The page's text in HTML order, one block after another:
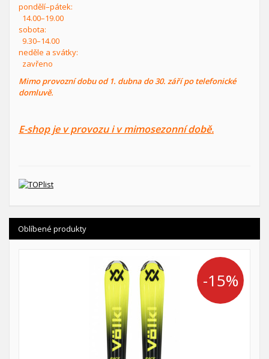
pondělí–pátek:
14.00–19.00
sobota:
9.30–14.00
neděle a svátky:
zavřeno
Mimo provozní dobu od 1. dubna do 30. září po telefonické
domluvě.
E-shop je v provozu i v mimosezonní době.
Oblíbené produkty
-15%